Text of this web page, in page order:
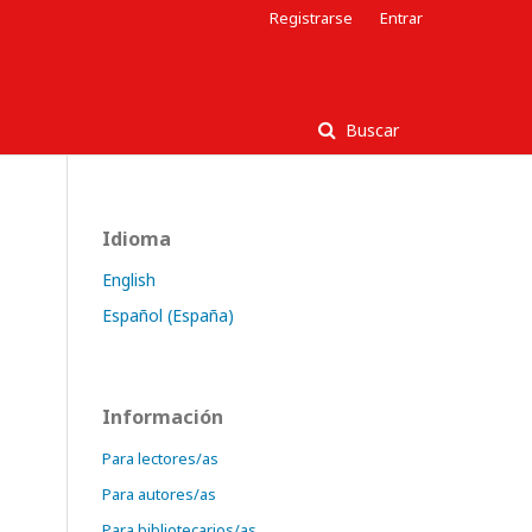
Buscar
Registrarse Entrar
Idioma
English
Español (España)
Información
Para lectores/as
Para autores/as